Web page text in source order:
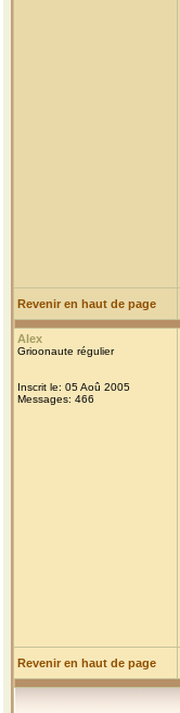
Revenir en haut de page
Alex
Grioonaute régulier
Inscrit le: 05 Aoû 2005
Messages: 466
Revenir en haut de page